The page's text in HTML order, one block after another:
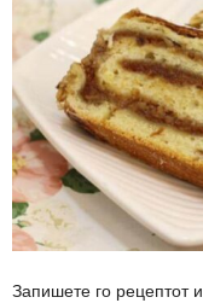
Запишете го рецептот